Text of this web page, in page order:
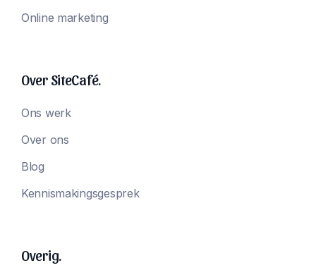
Online marketing
Over SiteCafé.
Ons werk
Over ons
Blog
Kennismakingsgesprek
Overig.